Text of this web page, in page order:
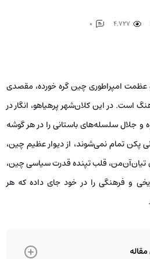
امپراطوری چین گره خورده، مقصدی
است. در این کلان‌شهر پرهیاهو، انگار در
و جلال سلسله‌های باستانی را در هر گوشه
پکن تمام نمی‌شوند، از دیوار عظیم چین،
تیان‌آن‌من، قلب تپنده قدرت سیاسی چین،
و فرهنگی را در خود جای داده که هر